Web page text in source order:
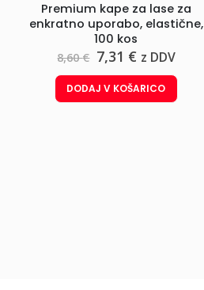
Premium kape za lase za
enkratno uporabo, elastične,
100 kos
8,60€ Izvirna
cena
je
bila:
7,31 €Trenutna
je:
7,31 €.
z DDV
DODAJ V KOŠARICO